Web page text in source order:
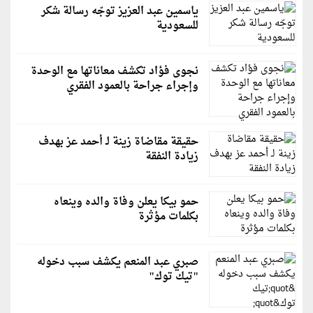
ياسمين عبد العزيز توجّه رسالة شكر
للسعودية
نجوى فؤاد تكشف معاناتها مع الوحدة
وإجراء جراحة بالعمود الفقري
حقيقة مقاضاة زينة لـ أحمد عز بهدف
زيادة النفقة
حمو بيكا يعلن وفاة والده وينعاه
بكلمات مؤثرة
صبري عبد المنعم يكشف سبب دخوله
"تيك توك"